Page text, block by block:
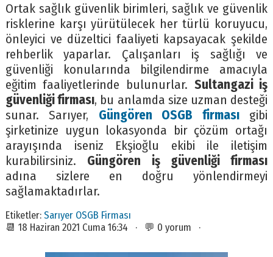
Ortak sağlık güvenlik birimleri, sağlık ve güvenlik
risklerine karşı yürütülecek her türlü koruyucu,
önleyici ve düzeltici faaliyeti kapsayacak şekilde
rehberlik yaparlar. Çalışanları iş sağlığı ve
güvenliği konularında bilgilendirme amacıyla
eğitim faaliyetlerinde bulunurlar. Sultangazi iş
güvenliği firması, bu anlamda size uzman desteği
sunar. Sarıyer, Güngören OSGB firmasıgibi
şirketinize uygun lokasyonda bir çözüm ortağı
arayışında iseniz Ekşioğlu ekibi ile iletişim
kurabilirsiniz. Güngören iş güvenliği firması
adına sizlere en doğru yönlendirmeyi
sağlamaktadırlar.
Etiketler: Sarıyer OSGB Firması
📆 18 Haziran 2021 Cuma 16:34 · 💬 0 yorum ·